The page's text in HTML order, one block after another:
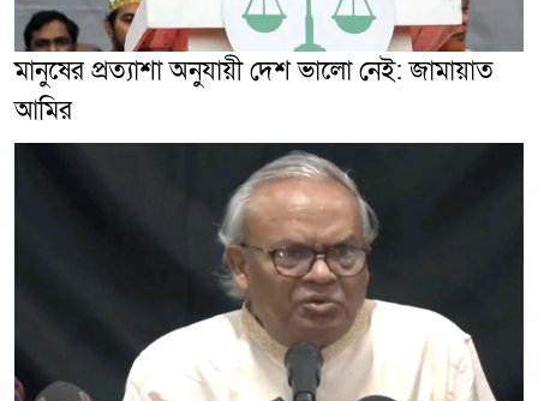
মানুষের প্রত্যাশা অনুযায়ী দেশ ভালো নেই: জামায়াত
আমির